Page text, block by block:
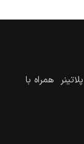
همراه با